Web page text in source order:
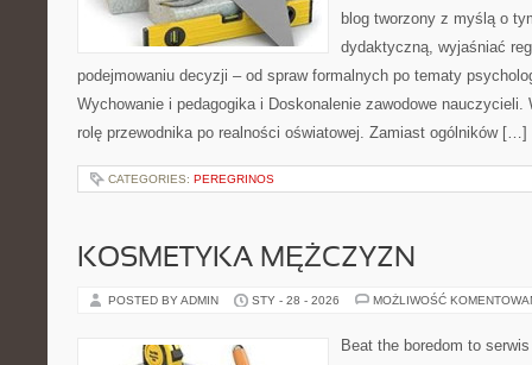
blog tworzony z myślą o
dydaktyczną, wyjaśniać
podejmowaniu decyzji – od spraw formalnych po tematy
Wychowanie i pedagogika i Doskonalenie zawodowe nauczycieli.
rolę przewodnika po realności oświatowej. Zamiast ogólników […]
CATEGORIES: PEREGRINOS
KOSMETYKA MĘŻCZYZN
POSTED BY ADMIN STY - 28 - 2026 MOŻLIWOŚĆ
Beat the boredom to